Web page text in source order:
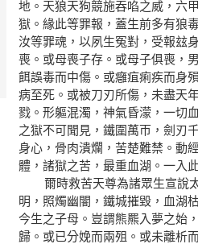
地。天狼天狗競施吞啗之威，六
獄。緣此等罪報，蓋生前多有狼
汝等罪魂，以夙生冤對，受報玆
喪。或母喪子存。或母子俱喪，
餌誤毒而中傷。或癰疽痢疾而身
病至死。或被刀刃所傷，未盡天
戮。形軀混濁，神氣昏濛，一切
之獄不可聞見，鐵圍萬帀，劍刃
身心，骨肉潰爛，苦楚難禁。動
體，諸獄之苦，最重血湖。一入
爾時救苦天尊為諸眾生宣說太
明，照燭幽闇，鐵城摧毀，血湖
今生之子母。豈謂熊羆入夢之始
歸。或已分娩而兩殂。或未離析